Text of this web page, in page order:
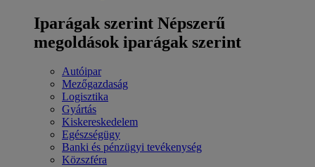
Iparágak szerint Népszerű
megoldások iparágak szerint
Autóipar
Mezőgazdaság
Logisztika
Gyártás
Kiskereskedelem
Egészségügy
Banki és pénzügyi tevékenység
Közszféra